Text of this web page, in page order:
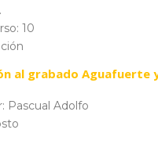
10
al grabado Aguafuerte
Pascual Adolfo